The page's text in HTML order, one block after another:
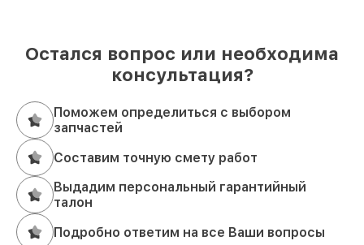
Остался вопрос или необходима
консультация?
Поможем определиться с выбором
запчастей
Составим точную смету работ
Выдадим персональный гарантийный
талон
Подробно ответим на все Ваши вопросы